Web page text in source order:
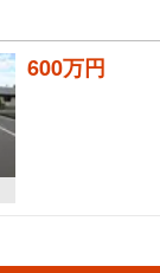
600万円